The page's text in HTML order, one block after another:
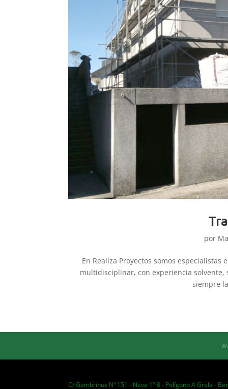
por
En Realiza Proyectos somos
multidisciplinar, con experiencia
siempre
C/ Gambrinus Nº 151 - Nave 1º B - Polígono A Grela -